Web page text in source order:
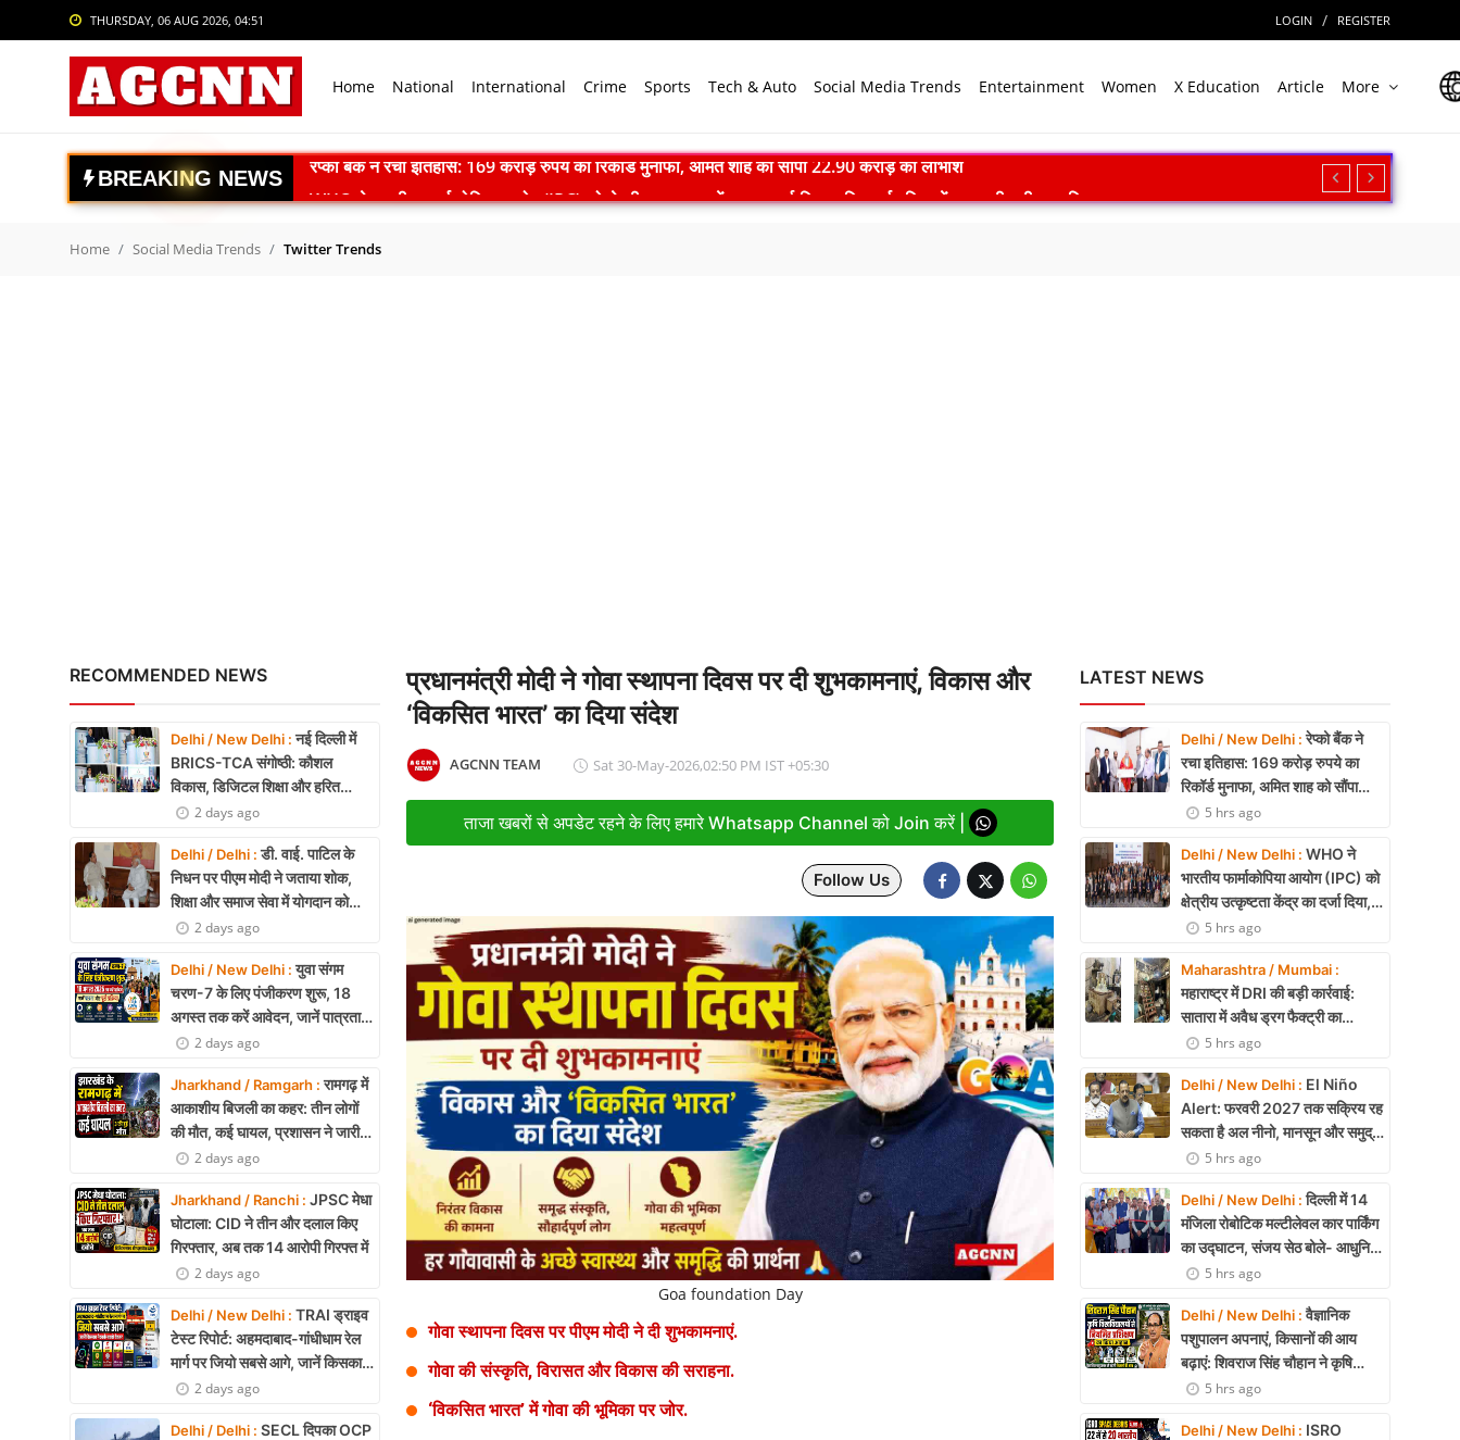
THURSDAY, 06 AUG 2026, 04:51 LOGIN / REGISTER
Home National International Crime Sports Tech & Auto Social Media Trends Entertainment Women X Education Article More
Login Register
National
International
Business
Relationship
Education
Defence & Security
Environment
Literature
History Speaks
Contact Us
BREAKING NEWS
WHO ने भारतीय फार्माकोपिया आयोग (IPC) को क्षेत्रीय उत्कृष्टता केंद्र का दर्जा दिया, दक्षिण-पूर्व एशिया में भारत की बड़ी उपलब्धि
महाराष्ट्र में DRI की बड़ी कार्रवाई: सातारा में अवैध ड्रग फैक्ट्री का भंडाफोड़, अल्प्राजोलम और डायजेपाम जब्त
El Niño Alert: फरवरी 2027 तक सक्रिय रह सकता है अल नीनो, मानसून और समुद्री पारिस्थितिकी पर असर की आशंका
Home Social Media Trends Twitter Trends
RECOMMENDED NEWS
Delhi / New Delhi :नई दिल्ली में
BRICS-TCA संगोष्ठी: कौशल
विकास, डिजिटल शिक्षा और हरित
तकनीक पर बनी रणनीति
2 days ago
Delhi / Delhi :डी. वाई. पाटिल के
निधन पर पीएम मोदी ने जताया शोक,
शिक्षा और समाज सेवा में योगदान को
किया याद
2 days ago
Delhi / New Delhi :युवा संगम
चरण-7 के लिए पंजीकरण शुरू, 18
अगस्त तक करें आवेदन, जानें पात्रता
और पूरी प्रक्रिया
2 days ago
Jharkhand / Ramgarh :रामगढ़ में
आकाशीय बिजली का कहर: तीन लोगों
की मौत, कई घायल, प्रशासन ने जारी
की चेतावनी
2 days ago
Jharkhand / Ranchi : JPSC मेधा
घोटाला: CID ने तीन और दलाल किए
गिरफ्तार, अब तक 14 आरोपी गिरफ्त में
2 days ago
Delhi / New Delhi : TRAI ड्राइव
टेस्ट रिपोर्ट: अहमदाबाद-गांधीधाम रेल
मार्ग पर जियो सबसे आगे, जानें किसका
नेटवर्क सबसे बेहतर
2 days ago
Delhi / Delhi : SECL दिपका OCP
प्रधानमंत्री मोदी ने गोवा स्थापना दिवस पर दी शुभकामनाएं, विकास और
‘विकसित भारत’ का दिया संदेश
AGCNN TEAM Sat 30-May-2026,02:50 PM IST +05:30
ताजा खबरों से अपडेट रहने के लिए हमारे Whatsapp Channel को Join करें |
Follow Us
Goa foundation Day
गोवा स्थापना दिवस पर पीएम मोदी ने दी शुभकामनाएं.
गोवा की संस्कृति, विरासत और विकास की सराहना.
‘विकसित भारत’ में गोवा की भूमिका पर जोर.
LATEST NEWS
Delhi / New Delhi :रेप्को बैंक ने
रचा इतिहास: 169 करोड़ रुपये का
रिकॉर्ड मुनाफा, अमित शाह को सौंपा
22.90 करोड़ का लाभांश
5 hrs ago
Delhi / New Delhi : WHO ने
भारतीय फार्माकोपिया आयोग (IPC) को
क्षेत्रीय उत्कृष्टता केंद्र का दर्जा दिया,
दक्षिण-पूर्व एशिया में भारत की बड़ी
5 hrs ago
Maharashtra / Mumbai :
महाराष्ट्र में DRI की बड़ी कार्रवाई:
सातारा में अवैध ड्रग फैक्ट्री का
भंडाफोड़, अल्प्राजोलम और डायजेपाम
5 hrs ago
Delhi / New Delhi : El Niño
Alert: फरवरी 2027 तक सक्रिय रह
सकता है अल नीनो, मानसून और समुद्री
पारिस्थितिकी पर असर की आशंका
5 hrs ago
Delhi / New Delhi :दिल्ली में 14
मंजिला रोबोटिक मल्टीलेवल कार पार्किंग
का उद्घाटन, संजय सेठ बोले- आधुनिक
तकनीक से मिलेगी बड़ी राहत
5 hrs ago
Delhi / New Delhi :वैज्ञानिक
पशुपालन अपनाएं, किसानों की आय
बढ़ाएं: शिवराज सिंह चौहान ने कृषि
विश्वविद्यालयों से नियमित प्रशिक्षण का
5 hrs ago
Delhi / New Delhi : ISRO